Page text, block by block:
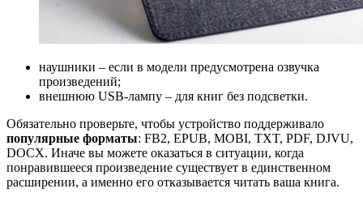
наушники – если в модели предусмотрена озвучка
произведений;
внешнюю USB-лампу – для книг без подсветки.
Обязательно проверьте, чтобы устройство поддерживало
популярные форматы: FB2, EPUB, MOBI, TXT, PDF, DJVU,
DOCX. Иначе вы можете оказаться в ситуации, когда
понравившееся произведение существует в единственном
расширении, а именно его отказывается читать ваша книга.